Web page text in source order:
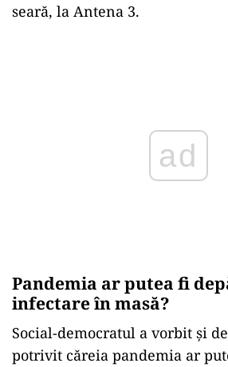
seară, la Antena 3.
Pandemia ar putea fi
infectare în masă?
Social-democratul a vorbit și
potrivit căreia pandemia ar